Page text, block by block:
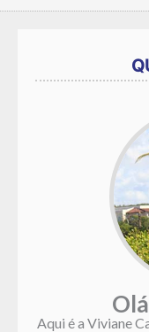
Aqui é a Viviane